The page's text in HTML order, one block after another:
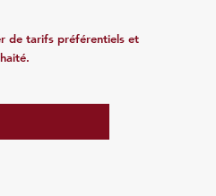
de tarifs préférentiels et